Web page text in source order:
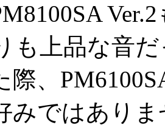
も上品な音
際、
みではあり